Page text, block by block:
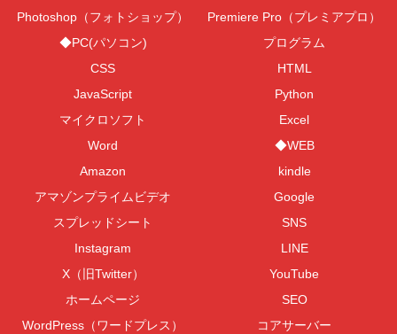
Photoshop（フォトショップ）
Premiere Pro（プレミアプロ）
◆PC(パソコン)
プログラム
CSS
HTML
JavaScript
Python
マイクロソフト
Excel
Word
◆WEB
Amazon
kindle
アマゾンプライムビデオ
Google
スプレッドシート
SNS
Instagram
LINE
X（旧Twitter）
YouTube
ホームページ
SEO
WordPress（ワードプレス）
コアサーバー